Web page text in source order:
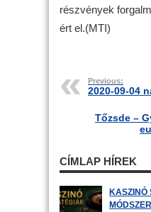
részvények
ért el.(MTI)
Previous:
2020-09-04
Tőzsde –
CÍMLAP HÍREK
KASZINÓ